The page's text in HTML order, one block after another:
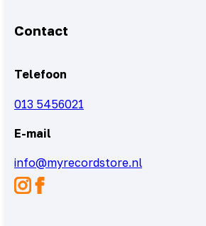
Contact
Telefoon
013 5456021
E-mail
info@myrecordstore.nl